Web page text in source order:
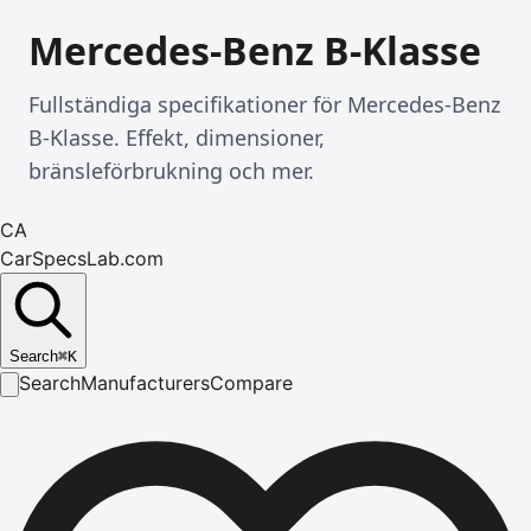
Mercedes-Benz B-Klasse
Fullständiga specifikationer för Mercedes-Benz
B-Klasse. Effekt, dimensioner,
bränsleförbrukning och mer.
CA
CarSpecsLab.com
Search⌘K
SearchManufacturersCompare